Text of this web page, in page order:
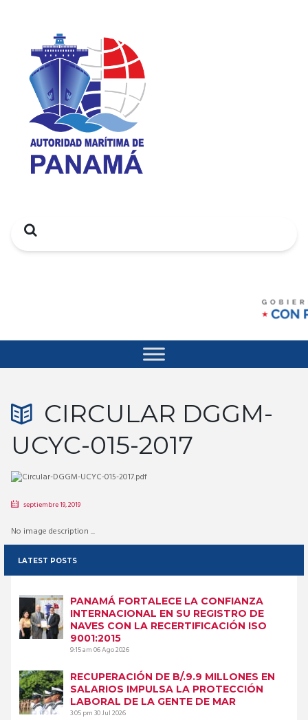
Search
CIRCULAR DGGM-
UCYC-015-2017
septiembre 19, 2019
No image description ...
LATEST POSTS
PANAMÁ FORTALECE LA CONFIANZA
INTERNACIONAL EN SU REGISTRO DE
NAVES CON LA RECERTIFICACIÓN ISO
9001:2015
9:15 am06 Ago 2026
RECUPERACIÓN DE B/.9.9 MILLONES EN
SALARIOS IMPULSA LA PROTECCIÓN
LABORAL DE LA GENTE DE MAR
3:05 pm30 Jul 2026